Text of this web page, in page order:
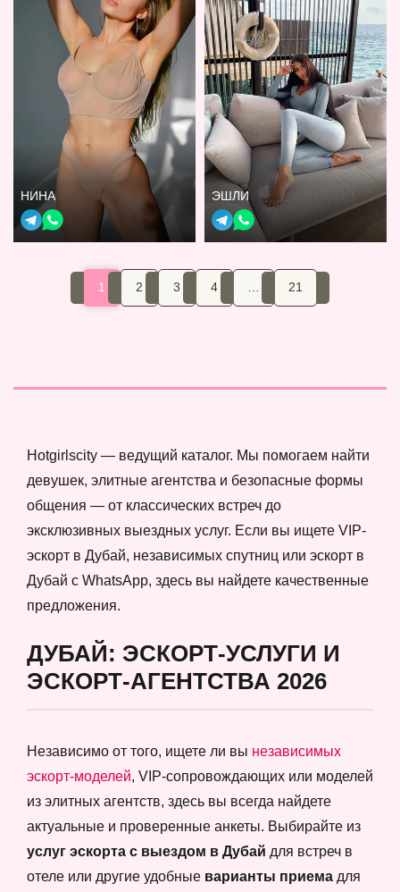
НИНА ЭШЛИ
1 2 3 4 21
Hotgirlscity — ведущий каталог. Мы помогаем найти
девушек, элитные агентства и безопасные формы
общения — от классических встреч до
эксклюзивных выездных услуг. Если вы ищете VIP-
эскорт в Дубай, независимых спутниц или эскорт в
Дубай с WhatsApp, здесь вы найдете качественные
предложения.
ДУБАЙ: ЭСКОРТ-УСЛУГИ И
ЭСКОРТ-АГЕНТСТВА 2026
Независимо от того, ищете ли вы независимых
эскорт-моделей, VIP-сопровождающих или моделей
из элитных агентств, здесь вы всегда найдете
актуальные и проверенные анкеты. Выбирайте из
услуг эскорта с выездом в Дубай для встреч в
отеле или другие удобные варианты приема для